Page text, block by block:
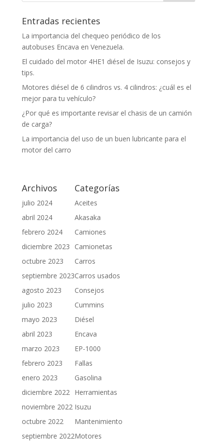
Entradas recientes
La importancia del chequeo periódico de los
autobuses Encava en Venezuela.
El cuidado del motor 4HE1 diésel de Isuzu: consejos y
tips.
Motores diésel de 6 cilindros vs. 4 cilindros: ¿cuál es el
mejor para tu vehículo?
¿Por qué es importante revisar el chasis de un camión
de carga?
La importancia del uso de un buen lubricante para el
motor del carro
Archivos
julio 2024
abril 2024
febrero 2024
diciembre 2023
octubre 2023
septiembre 2023
agosto 2023
julio 2023
mayo 2023
abril 2023
marzo 2023
febrero 2023
enero 2023
diciembre 2022
noviembre 2022
octubre 2022
septiembre 2022
Categorías
Aceites
Akasaka
Camiones
Camionetas
Carros
Carros usados
Consejos
Cummins
Diésel
Encava
EP-1000
Fallas
Gasolina
Herramientas
Isuzu
Mantenimiento
Motores